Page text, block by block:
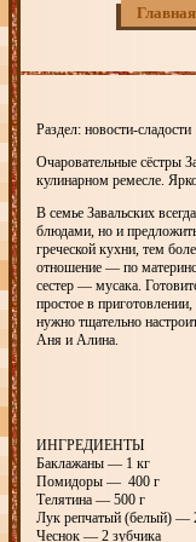
Главная
Раздел: новости-сладости
Очаровательные сёстры
кулинарном ремесле.
В семье Завальских
блюдами, но и
греческой кухни, тем
отношение — по
сестер — мусака.
простое в
нужно тщательно
Аня и Алина.
ИНГРЕДИЕНТЫ
Баклажаны — 1 кг
Помидоры — 400 г
Телятина — 500 г
Лук репчатый (белый) —
Чеснок — 2 зубчика